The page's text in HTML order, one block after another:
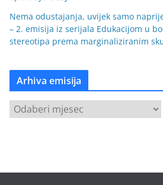
Nema odustajanja, uvijek samo
– 2. emisija iz serijala Edukacijom u
stereotipa prema marginaliziranim
Arhiva emisija
r